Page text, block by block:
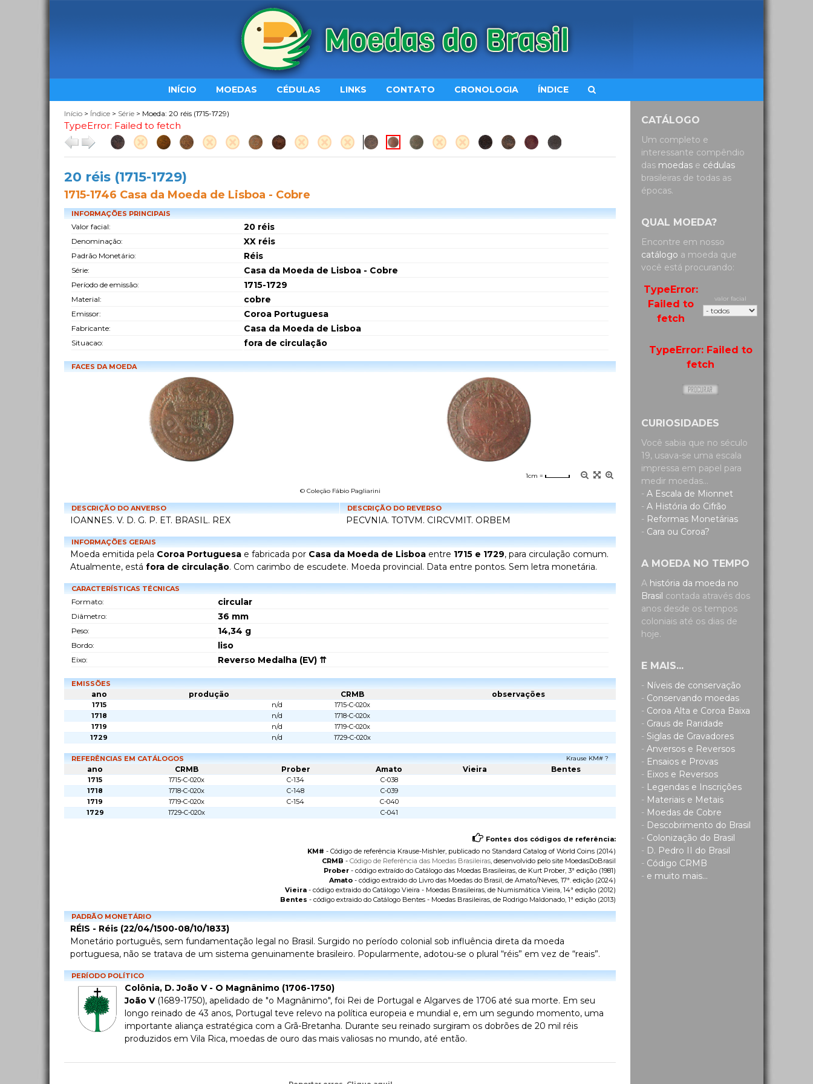
INÍCIO MOEDAS CÉDULAS LINKS CONTATO CRONOLOGIA ÍNDICE
CATÁLOGO
Um completo e
interessante compêndio
das moedas e cédulas
brasileiras de todas as
épocas.
QUAL MOEDA?
Encontre em nosso
catálogo a moeda que
você está procurando:
TypeError:
Failed to
fetch
valor facial
TypeError: Failed to
fetch
CURIOSIDADES
Você sabia que no século
19, usava-se uma escala
impressa em papel para
medir moedas...
- A Escala de Mionnet
- A História do Cifrão
- Reformas Monetárias
- Cara ou Coroa?
A MOEDA NO TEMPO
A história da moeda no
Brasil contada através dos
anos desde os tempos
coloniais até os dias de
hoje.
E MAIS...
- Níveis de conservação
- Conservando moedas
- Coroa Alta e Coroa Baixa
- Graus de Raridade
- Siglas de Gravadores
- Anversos e Reversos
- Ensaios e Provas
- Eixos e Reversos
- Legendas e Inscrições
- Materiais e Metais
- Moedas de Cobre
- Descobrimento do Brasil
- Colonização do Brasil
- D. Pedro II do Brasil
- Código CRMB
- e muito mais...
Início > Índice > Série > Moeda: 20 réis (1715-1729)
TypeError: Failed to fetch
20 réis (1715-1729)
1715-1746 Casa da Moeda de Lisboa - Cobre
INFORMAÇÕES PRINCIPAIS
Valor facial: 20 réis
Denominação: XX réis
Padrão Monetário: Réis
Série: Casa da Moeda de Lisboa - Cobre
Período de emissão: 1715-1729
Material: cobre
Emissor: Coroa Portuguesa
Fabricante: Casa da Moeda de Lisboa
Situacao: fora de circulação
FACES DA MOEDA
1cm =
© Coleção Fábio Pagliarini
DESCRIÇÃO DO ANVERSO
IOANNES. V. D. G. P. ET. BRASIL. REX
DESCRIÇÃO DO REVERSO
PECVNIA. TOTVM. CIRCVMIT. ORBEM
INFORMAÇÕES GERAIS
Moeda emitida pela Coroa Portuguesa e fabricada por Casa da Moeda de Lisboa entre 1715 e 1729, para circulação comum.
Atualmente, está fora de circulação. Com carimbo de escudete. Moeda provincial. Data entre pontos. Sem letra monetária.
CARACTERÍSTICAS TÉCNICAS
Formato: circular
Diâmetro: 36 mm
Peso: 14,34 g
Bordo: liso
Eixo: Reverso Medalha (EV) ⇈
EMISSÕES
ano produção CRMB observações
1715 n/d
1715-C-020x
1718
n/d
1718-C-020x
1719
n/d
1719-C-020x
1729
n/d 1729-C-020x
REFERÊNCIAS EM CATÁLOGOS Krause KM# ?
ano CRMB Prober Amato Vieira Bentes
1715 1715-C-020x C-134
C-038
1718
1718-C-020x C-148
C-039
1719
1719-C-020x C-154
C-040
1729
1729-C-020x C-041
Fontes dos códigos de referência:
KM# - Código de referência Krause-Mishler, publicado no Standard Catalog of World Coins (2014)
CRMB - Código de Referência das Moedas Brasileiras, desenvolvido pelo site MoedasDoBrasil
Prober - código extraído do Catálogo das Moedas Brasileiras, de Kurt Prober, 3ª edição (1981)
Amato - código extraido do Livro das Moedas do Brasil, de Amato/Neves, 17ª. edição (2024)
Vieira - código extraido do Catálogo Vieira - Moedas Brasileiras, de Numismática Vieira, 14ª edição (2012)
Bentes - código extraido do Catálogo Bentes - Moedas Brasileiras, de Rodrigo Maldonado, 1ª edição (2013)
PADRÃO MONETÁRIO
RÉIS - Réis (22/04/1500-08/10/1833)
Monetário português, sem fundamentação legal no Brasil. Surgido no período colonial sob influência direta da moeda
portuguesa, não se tratava de um sistema genuinamente brasileiro. Popularmente, adotou-se o plural “réis” em vez de “reais”.
PERÍODO POLÍTICO
Colônia, D. João V - O Magnânimo (1706-1750)
João V(1689-1750), apelidado de "o Magnânimo", foi Rei de Portugal e Algarves de 1706 até sua morte. Em seu
longo reinado de 43 anos, Portugal teve relevo na política europeia e mundial e, em um segundo momento, uma
importante aliança estratégica com a Grã-Bretanha. Durante seu reinado surgiram os dobrões de 20 mil réis
produzidos em Vila Rica, moedas de ouro das mais valiosas no mundo, até então.